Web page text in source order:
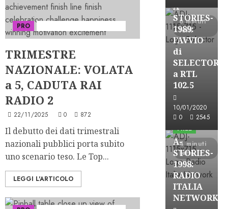
PRO
TRIMESTRE
NAZIONALE: VOLATA
a 5, CADUTA RAI
RADIO 2
22/11/2025 0 872
Il debutto dei dati trimestrali
nazionali pubblici porta subito
uno scenario teso. Le Top...
LEGGI L'ARTICOLO
6 minuti
letti
A-
STORIES-
1989:
l’AVVIO
di
SELECTOR
a RTL
102.5
10/01/2020
0
2545
4 minuti
letti
A-Stories
Formazione
FREE
A-
STORIES-
1998:
RADIO
ITALIA
NETWORK
A-Stories